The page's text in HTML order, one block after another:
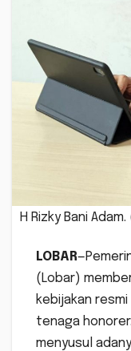
H Rizky Bani Adam.
LOBAR
(Lobar)
kebijakan
tenaga
menyusul